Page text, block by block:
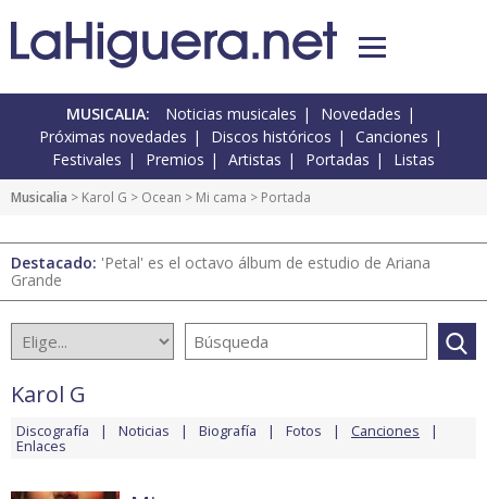
MUSICALIA: Noticias musicales
Novedades
Próximas novedades
Discos históricos
Canciones
Festivales
Premios Artistas Portadas Listas
Musicalia > Karol G > Ocean > Mi cama > Portada
Destacado: 'Petal' es el octavo álbum de estudio de Ariana
Grande
Karol G
Discografía Noticias Biografía Fotos Canciones
Enlaces